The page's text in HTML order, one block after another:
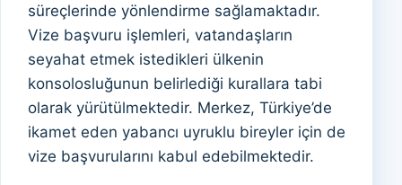
süreçlerinde yönlendirme sağlamaktadır.
Vize başvuru işlemleri, vatandaşların
seyahat etmek istedikleri ülkenin
konsolosluğunun belirlediği kurallara tabi
olarak yürütülmektedir. Merkez, Türkiye’de
ikamet eden yabancı uyruklu bireyler için de
vize başvurularını kabul edebilmektedir.